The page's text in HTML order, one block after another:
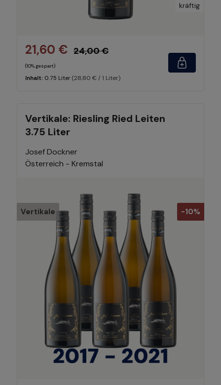
kräftig
21,60 € 24,00 €
(10% gespart)
Inhalt: 0.75 Liter (28,80 € / 1 Liter)
Vertikale: Riesling Ried Leiten
3.75 Liter
Josef Dockner
Österreich - Kremstal
-10%
Vertikale